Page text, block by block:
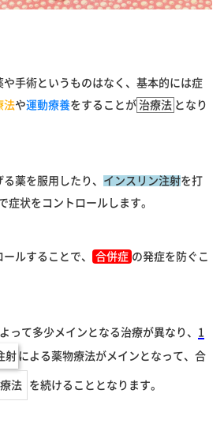
や手術というものはなく、基本的には症
法や運動療養をすることが 治療法 となり
る薬を服用したり、 インスリン注射を打
症状をコントロールします。
ルすることで、 合併症 の発症を防ぐこ
って多少メインとなる治療が異なり、 1
射 による薬物療法がメインとなって、合
法 を続けることとなります。